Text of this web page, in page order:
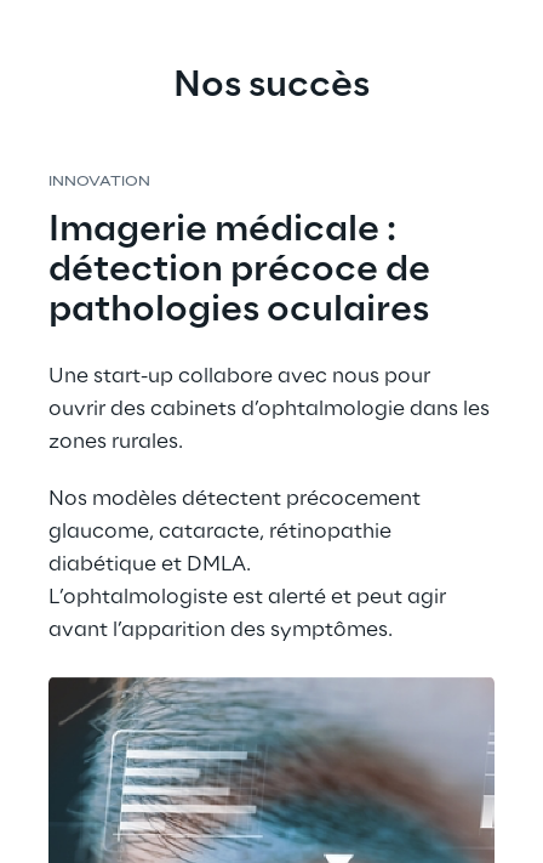
Nos succès
INNOVATION
Imagerie médicale :
détection précoce de
pathologies oculaires
Une start-up collabore avec nous pour
ouvrir des cabinets d’ophtalmologie dans les
zones rurales.
Nos modèles détectent précocement
glaucome, cataracte, rétinopathie
diabétique et DMLA.
L’ophtalmologiste est alerté et peut agir
avant l’apparition des symptômes.